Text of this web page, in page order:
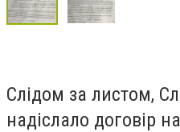
Слідом за листом,
надіслало договір